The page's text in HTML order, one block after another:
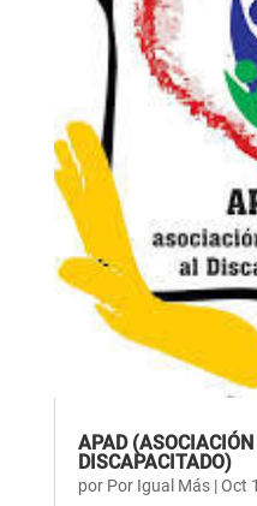
APAD
DISCAPACITADO)
por Por Igual Más|Oct